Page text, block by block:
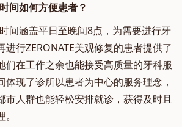
间如何方便患者？
间涵盖平日至晚间8点，为需要进行牙
行ZERONATE美观修复的患者提供了
们在工作之余也能接受高质量的牙科服
体现了诊所以患者为中心的服务理念，
市人群也能轻松安排就诊，获得及时且